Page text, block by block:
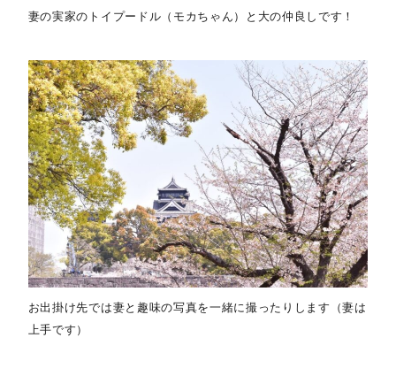
妻の実家のトイプードル（モカちゃん）と大の仲良しです！
お出掛け先では妻と趣味の写真を一緒に撮ったりします（妻は
上手です）